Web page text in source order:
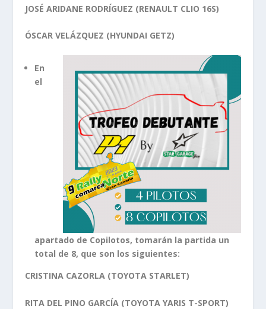
JOSÉ ARIDANE RODRÍGUEZ (RENAULT CLIO 16S)
ÓSCAR VELÁZQUEZ (HYUNDAI GETZ)
En
el
apartado de Copilotos, tomarán la partida un
total de 8, que son los siguientes:
CRISTINA CAZORLA (TOYOTA STARLET)
RITA DEL PINO GARCÍA (TOYOTA YARIS T-SPORT)